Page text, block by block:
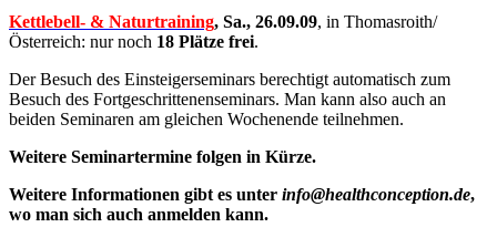
Kettlebell- & Naturtraining, Sa., 26.09.09, in Thomasroith/
Österreich: nur noch 18 Plätze frei.
Der Besuch des Einsteigerseminars berechtigt automatisch zum
Besuch des Fortgeschrittenenseminars. Man kann also auch an
beiden Seminaren am gleichen Wochenende teilnehmen.
Weitere Seminartermine folgen in Kürze.
Weitere Informationen gibt es unter info@healthconception.de,
wo man sich auch anmelden kann.